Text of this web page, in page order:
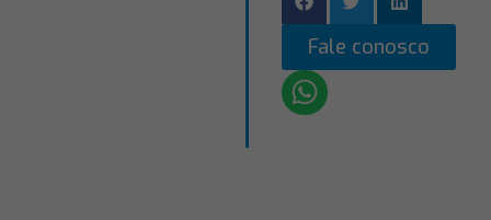
Fale conosco